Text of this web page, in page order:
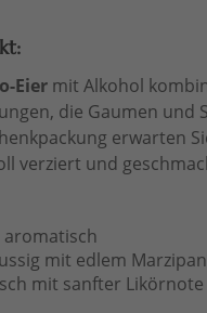
Eier mit Alkohol
die Gaumen und
erwarten
verziert und
mit edlem Marzipan
mit sanfter Likörnote